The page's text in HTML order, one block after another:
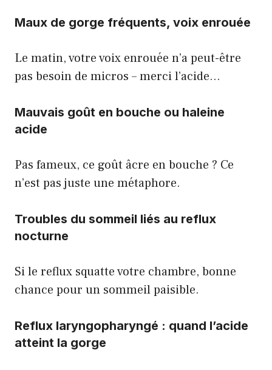
Maux de gorge fréquents, voix enrouée
Le matin, votre voix enrouée n’a peut-être
pas besoin de micros – merci l’acide…
Mauvais goût en bouche ou haleine
acide
Pas fameux, ce goût âcre en bouche ? Ce
n’est pas juste une métaphore.
Troubles du sommeil liés au reflux
nocturne
Si le reflux squatte votre chambre, bonne
chance pour un sommeil paisible.
Reflux laryngopharyngé : quand l’acide
atteint la gorge